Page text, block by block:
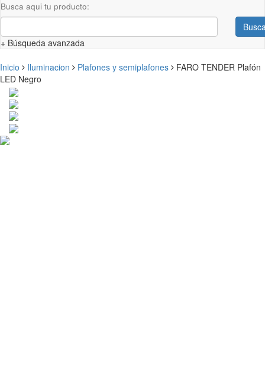
Busca aqui tu producto:
+ Búsqueda avanzada
Inicio Iluminacion Plafones y semiplafones
FARO TENDER Plafón
LED Negro